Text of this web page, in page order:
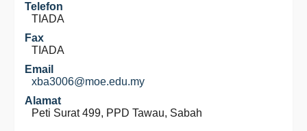
Telefon
TIADA
Fax
TIADA
Email
xba3006@moe.edu.my
Alamat
Peti Surat 499, PPD Tawau, Sabah